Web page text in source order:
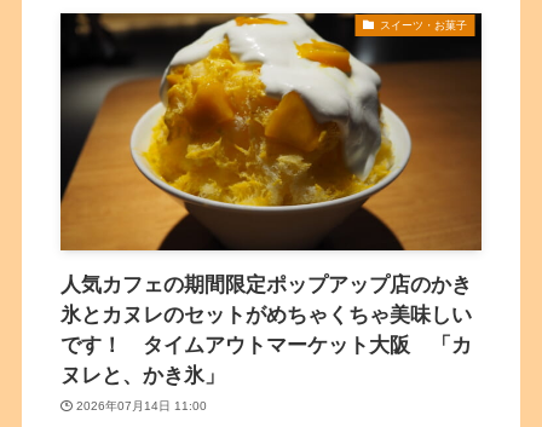
スイーツ・お菓子
人気カフェの期間限定ポップアップ店のかき
氷とカヌレのセットがめちゃくちゃ美味しい
です！ タイムアウトマーケット大阪 「カ
ヌレと、かき氷」
2026年07月14日 11:00